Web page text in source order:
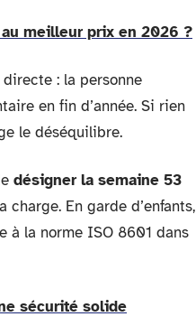
meilleur prix en 2026 ?
: la personne
en fin d’année. Si rien
le déséquilibre.
désigner la semaine 53
En garde d’enfants,
à la norme ISO 8601 dans
sécurité solide